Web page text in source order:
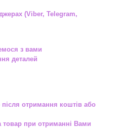
(Viber, Telegram,
з вами
деталей
отримання коштів або
товар при отриманні Вами